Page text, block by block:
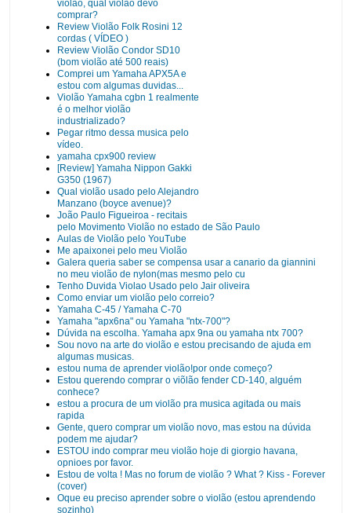
violão, qual violão devo
comprar?
Review Violão Folk Rosini 12
cordas ( VÍDEO )
Review Violão Condor SD10
(bom violão até 500 reais)
Comprei um Yamaha APX5A e
estou com algumas duvidas...
Violão Yamaha cgbn 1 realmente
é o melhor violão
industrializado?
Pegar ritmo dessa musica pelo
vídeo.
yamaha cpx900 review
[Review] Yamaha Nippon Gakki
G350 (1967)
Qual violão usado pelo Alejandro
Manzano (boyce avenue)?
João Paulo Figueiroa - recitais
pelo Movimento Violão no estado de São Paulo
Aulas de Violão pelo YouTube
Me apaixonei pelo meu Violão
Galera queria saber se compensa usar a canario da giannini
no meu violão de nylon(mas mesmo pelo cu
Tenho Duvida Violao Usado pelo Jair oliveira
Como enviar um violão pelo correio?
Yamaha C-45 / Yamaha C-70
Yamaha "apx6na" ou Yamaha "ntx-700"?
Dúvida na escolha. Yamaha apx 9na ou yamaha ntx 700?
Sou novo na arte do violão e estou precisando de ajuda em
algumas musicas.
estou numa de aprender violão!por onde começo?
Estou querendo comprar o viõlão fender CD-140, alguém
conhece?
estou a procura de um violão pra musica agitada ou mais
rapida
Gente, quero comprar um violão novo, mas estou na dúvida
podem me ajudar?
ESTOU indo comprar meu violão hoje di giorgio havana,
opnioes por favor.
Estou de volta ! Mas no forum de violão ? What ? Kiss - Forever
(cover)
Oque eu preciso aprender sobre o violão (estou aprendendo
sozinho)